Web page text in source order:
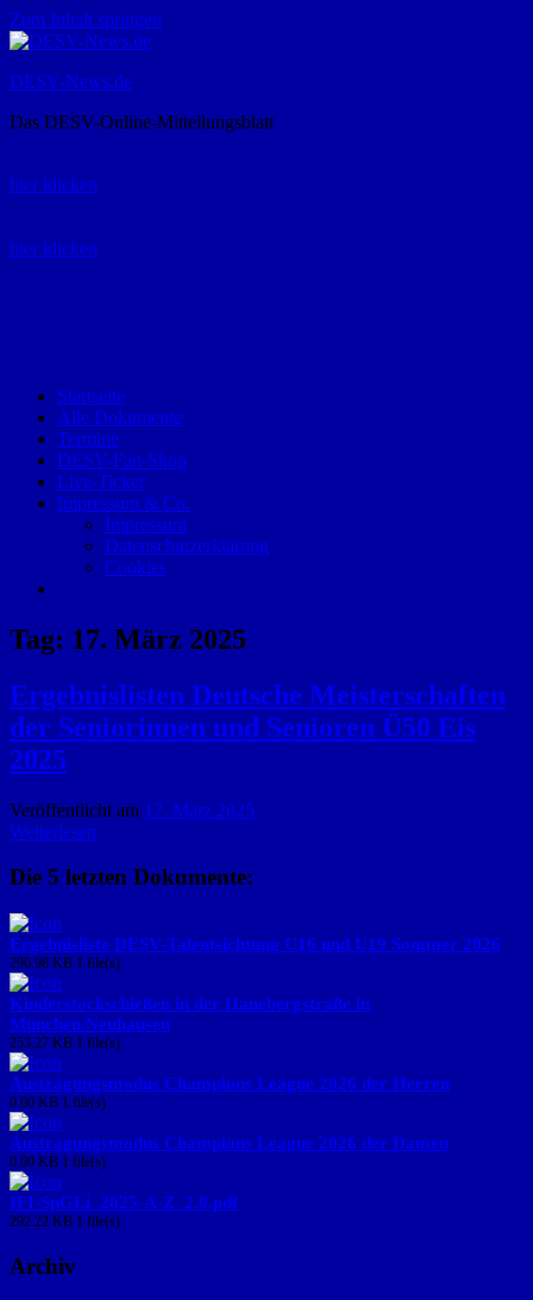
Zum Inhalt springen
DESV-News.de
Das DESV-Online-Mitteilungsblatt
hier klicken
hier klicken
Startseite
Alle Dokumente
Termine
DESV-Fan-Shop
Live-Ticker
Impressum & Co.
Impressum
Datenschutzerklärung
Cookies
Tag: 17. März 2025
Ergebnislisten Deutsche Meisterschaften
der Seniorinnen und Senioren Ü50 Eis
2025
Veröffentlicht am 17. März 2025
Weiterlesen
Die 5 letzten Dokumente:
Ergebnisliste DESV-Talentsichtung U16 und U19 Sommer 2026
290.98 KB 1 file(s)
Kinderstockschießen in der Hanebergstraße in
München/Neuhausen
253.27 KB 1 file(s)
Austragungsmodus Champions League 2026 der Herren
0.00 KB 1 file(s)
Austragungsmodus Champions League 2026 der Damen
0.00 KB 1 file(s)
IFI-SpGLi_2025-A-Z_2.0.pdf
292.22 KB 1 file(s)
Archiv